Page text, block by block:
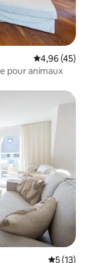
Note
4,96 (45)
pour animaux
Note
5 (13)